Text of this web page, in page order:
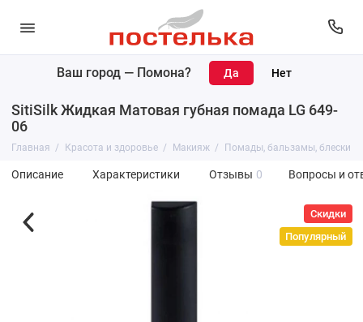
Ваш город — Помона?
SitiSilk Жидкая Матовая губная помада LG 649-
06
Главная Красота и здоровье Макияж Помады, бальзамы, блески
Описание Характеристики Отзывы 0 Вопросы и
Скидки
Популярный